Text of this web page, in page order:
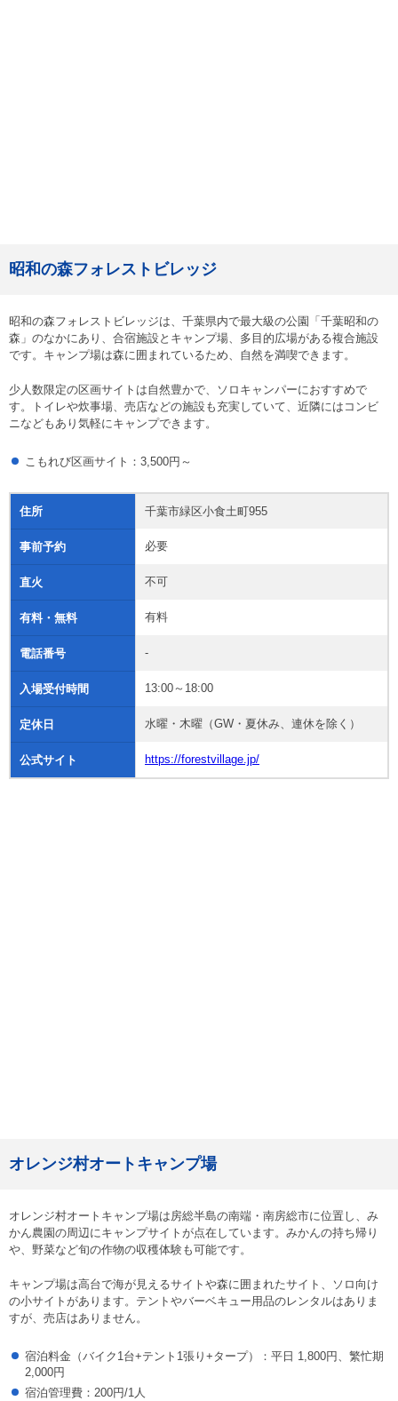
昭和の森フォレストビレッジ
昭和の森フォレストビレッジは、千葉県内で最大級の公園「千葉昭和の
森」のなかにあり、合宿施設とキャンプ場、多目的広場がある複合施設
です。キャンプ場は森に囲まれているため、自然を満喫できます。
少人数限定の区画サイトは自然豊かで、ソロキャンパーにおすすめで
す。トイレや炊事場、売店などの施設も充実していて、近隣にはコンビ
ニなどもあり気軽にキャンプできます。
こもれび区画サイト：3,500円～
住所 千葉市緑区小食土町955
事前予約 必要
直火 不可
有料・無料 有料
電話番号 -
入場受付時間 13:00～18:00
定休日 水曜・木曜（GW・夏休み、連休を除く）
公式サイト https://forestvillage.jp/
オレンジ村オートキャンプ場
オレンジ村オートキャンプ場は房総半島の南端・南房総市に位置し、み
かん農園の周辺にキャンプサイトが点在しています。みかんの持ち帰り
や、野菜など旬の作物の収穫体験も可能です。
キャンプ場は高台で海が見えるサイトや森に囲まれたサイト、ソロ向け
の小サイトがあります。テントやバーベキュー用品のレンタルはありま
すが、売店はありません。
宿泊料金（バイク1台+テント1張り+タープ）：平日 1,800円、繁忙期
2,000円
宿泊管理費：200円/1人